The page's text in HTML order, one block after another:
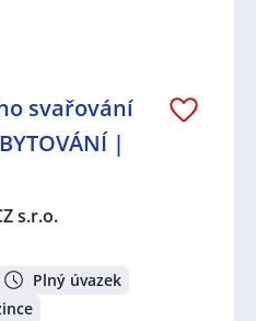
svařování
|
s.r.o.
Plný úvazek